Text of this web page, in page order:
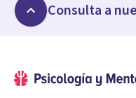
Consulta a